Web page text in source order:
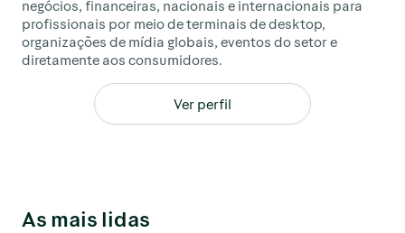
negócios, financeiras, nacionais e internacionais para
profissionais por meio de terminais de desktop,
organizações de mídia globais, eventos do setor e
diretamente aos consumidores.
Ver perfil
As mais lidas